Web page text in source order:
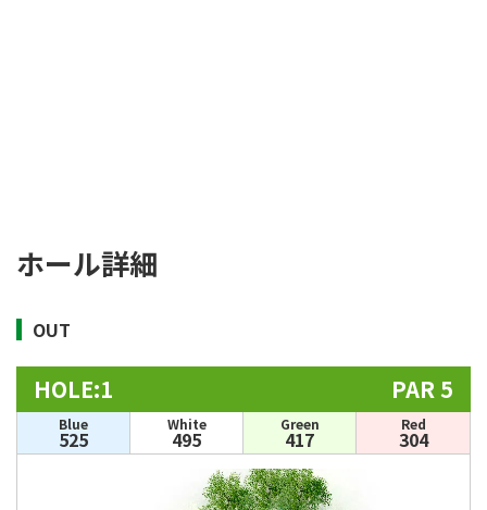
ホール詳細
OUT
HOLE:1 PAR 5
Blue
525
White
495
Green
417
Red
304